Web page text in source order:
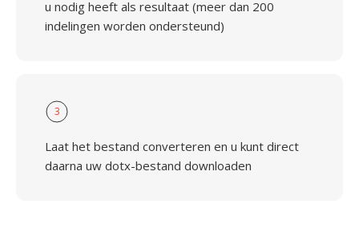
u nodig heeft als resultaat (meer dan 200
indelingen worden ondersteund)
3
Laat het bestand converteren en u kunt direct
daarna uw dotx-bestand downloaden